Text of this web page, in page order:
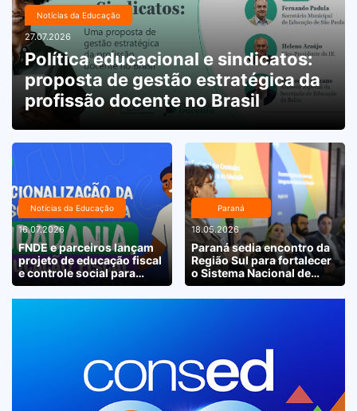
Notícias da Educação
27.07.2026
Política educacional e sindicatos:
proposta de gestão estratégica da
profissão docente no Brasil
Notícias da Educação
16.07.2026
FNDE e parceiros lançam
projeto de educação fiscal
e controle social para
escolas de todo o país
Paraná
18.05.2026
Paraná sedia encontro da
Região Sul para fortalecer
o Sistema Nacional de
Educação